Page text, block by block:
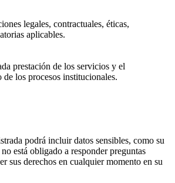
legales, contractuales, éticas,
aplicables.
prestación de los servicios y el
los procesos institucionales.
podrá incluir datos sensibles, como su
está obligado a responder preguntas
sus derechos en cualquier momento en su